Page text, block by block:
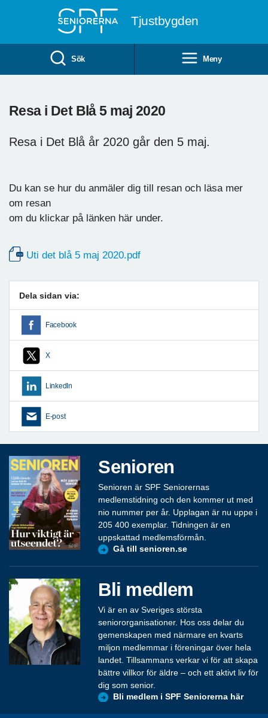
Tjustbygden
Sök Meny
Resa i Det Blå 5 maj 2020
Resa i Det Blå år 2020 går den 5 maj.
Du kan se hur du anmäler dig till resan och läsa mer
om resan
om du klickar på länken här under.
Uti det blå 5 maj 2020.pdf
Dela sidan via:
Facebook
X
LinkedIn
E-post
Senioren
Senioren är SPF Seniorernas
medlemstidning och den kommer ut med
nio nummer per år. Upplagan är nu uppe i
205 400 exemplar. Tidningen är en
uppskattad medlemsförmån.
Gå till senioren.se
Bli medlem
Vi är en av Sveriges största
seniororganisationer. Hos oss delar du
gemenskapen med närmare en kvarts
miljon medlemmar i föreningar över hela
landet. Tillsammans verkar vi för att skapa
bättre villkor för äldre – och ett aktivt liv för
dig som senior.
Bli medlem i SPF Seniorerna här